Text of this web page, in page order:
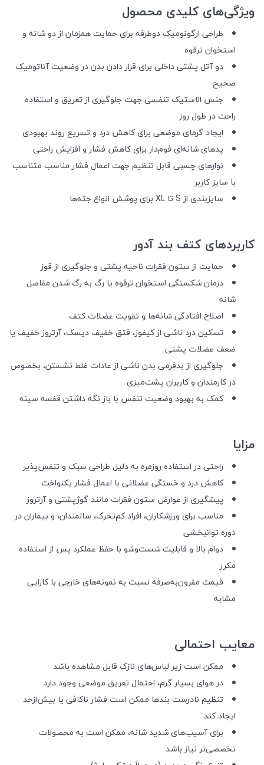
ویژگی‌های کلیدی محصول
طراحی ارگونومیک دوطرفه برای حمایت همزمان از دو شانه و
استخوان ترقوه
دو آتل پشتی داخلی برای قرار دادن بدن در وضعیت آناتومیک
صحیح
جنس الاستیک تنفسی جهت جلوگیری از تعریق و استفاده
راحت در طول روز
ایجاد گرمای موضعی برای کاهش درد و تسریع روند بهبودی
پدهای شانه‌ای فوم‌دار برای کاهش فشار و افزایش راحتی
نوارهای چسبی قابل تنظیم جهت اعمال فشار مناسب متناسب
با سایز کاربر
سایزبندی از S تا XL برای پوشش انواع جثه‌ها
کاربردهای کتف بند آدور
حمایت از ستون فقرات ناحیه پشتی و جلوگیری از قوز
درمان شکستگی استخوان ترقوه یا رگ به رگ شدن مفاصل
شانه
اصلاح افتادگی شانه‌ها و تقویت عضلات کتف
تسکین درد ناشی از کیفوز، فتق خفیف دیسک، آرتروز خفیف یا
ضعف عضلات پشتی
جلوگیری از بدفرمی بدن ناشی از عادات غلط نشستن، بخصوص
در کارمندان و کاربران پشت‌میزی
کمک به بهبود وضعیت تنفس با باز نگه داشتن قفسه سینه
مزایا
راحتی در استفاده روزمره به دلیل طراحی سبک و تنفس‌پذیر
کاهش درد و خستگی عضلانی با اعمال فشار یکنواخت
پیشگیری از عوارض ستون فقرات مانند گوژپشتی و آرتروز
مناسب برای ورزشکاران، افراد کم‌تحرک، سالمندان، و بیماران در
دوره توانبخشی
دوام بالا و قابلیت شست‌وشو با حفظ عملکرد پس از استفاده
مکرر
قیمت مقرون‌به‌صرفه نسبت به نمونه‌های خارجی با کارایی
مشابه
معایب احتمالی
ممکن است زیر لباس‌های نازک قابل مشاهده باشد
در هوای بسیار گرم، احتمال تعریق موضعی وجود دارد
تنظیم نادرست بندها ممکن است فشار ناکافی یا بیش‌ازحد
ایجاد کند
برای آسیب‌های شدید شانه، ممکن است به محصولات
تخصصی‌تر نیاز باشد